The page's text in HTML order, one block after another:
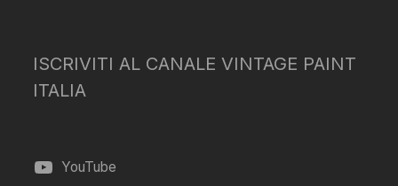
ISCRIVITI AL CANALE VINTAGE PAINT
ITALIA
YouTube